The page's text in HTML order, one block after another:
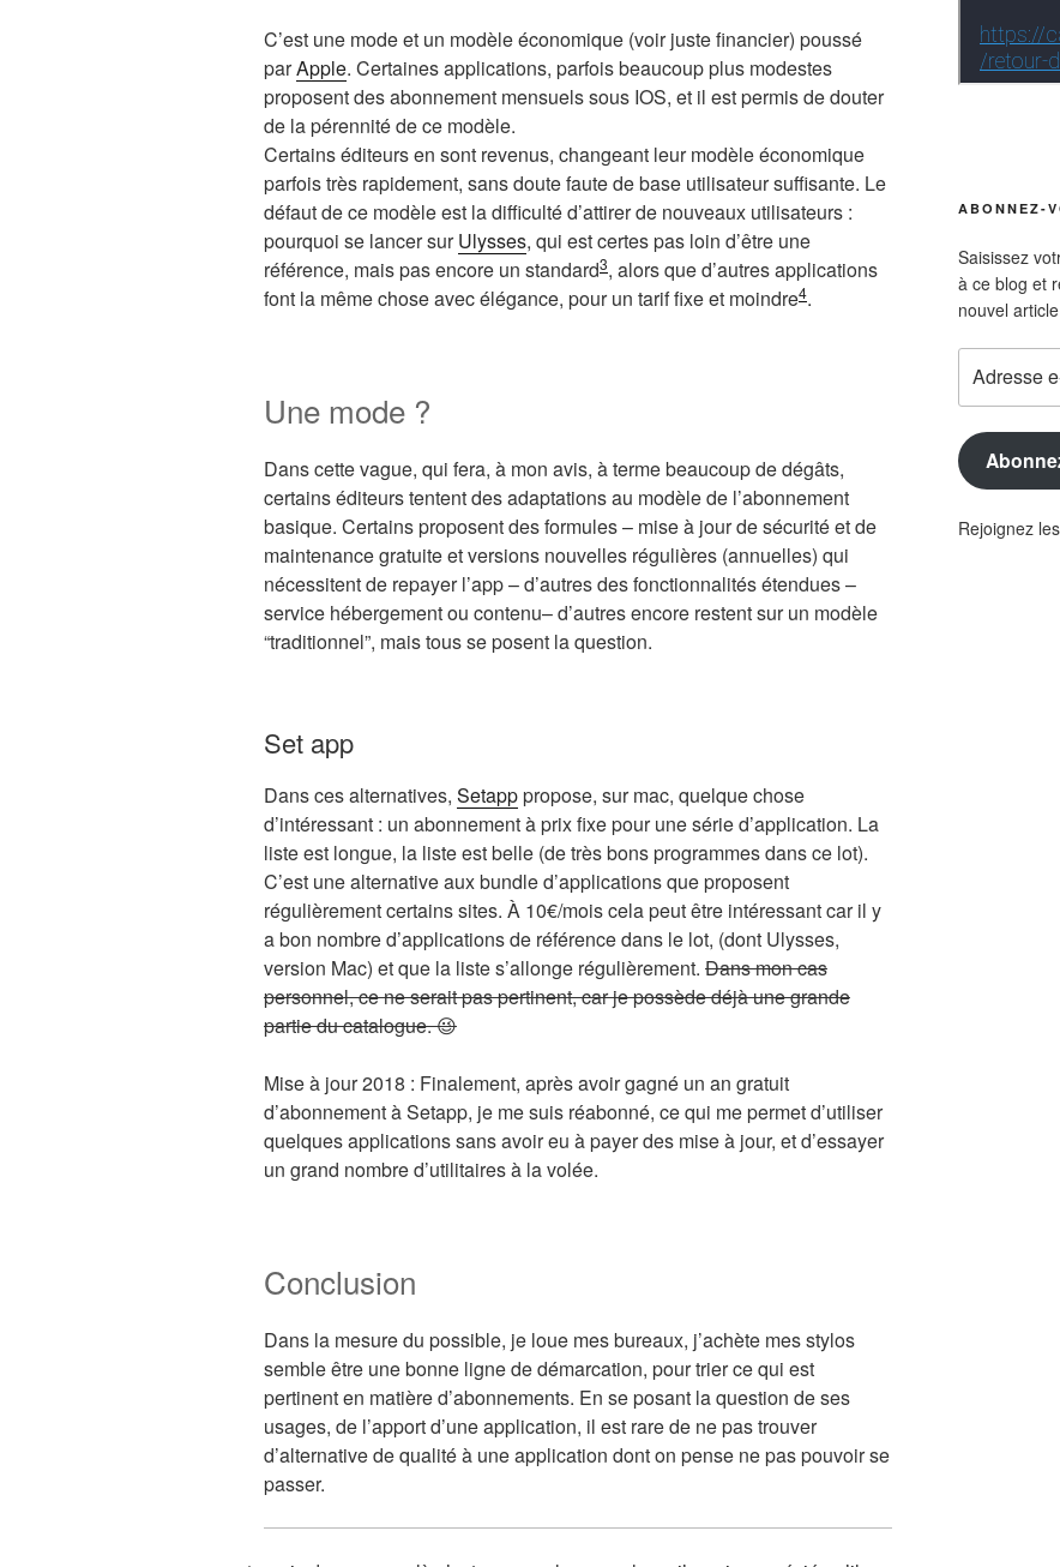
C’est une mode et un modèle économique (voir juste financier) poussé
parApple. Certaines applications, parfois beaucoup plus modestes
proposent des abonnement mensuels sous IOS, et il est permis de douter
de la pérennité de ce modèle.
Certains éditeurs en sont revenus, changeant leur modèle économique
parfois très rapidement, sans doute faute de base utilisateur suffisante. Le
défaut de ce modèle est la difficulté d’attirer de nouveaux utilisateurs :
pourquoi se lancer surUlysses, qui est certes pas loin d’être une
référence, mais pas encore un standard3, alors que d’autres applications
font la même chose avec élégance, pour un tarif fixe et moindre4.
Une mode ?
Dans cette vague, qui fera, à mon avis, à terme beaucoup de dégâts,
certains éditeurs tentent des adaptations au modèle de l’abonnement
basique. Certains proposent des formules – mise à jour de sécurité et de
maintenance gratuite et versions nouvelles régulières (annuelles) qui
nécessitent de repayer l’app – d’autres des fonctionnalités étendues –
service hébergement ou contenu– d’autres encore restent sur un modèle
“traditionnel”, mais tous se posent la question.
Set app
Dans ces alternatives, Setapppropose, sur mac, quelque chose
d’intéressant : un abonnement à prix fixe pour une série d’application. La
liste est longue, la liste est belle (de très bons programmes dans ce lot).
C’est une alternative aux bundle d’applications que proposent
régulièrement certains sites. À 10€/mois cela peut être intéressant car il y
a bon nombre d’applications de référence dans le lot, (dont Ulysses,
version Mac) et que la liste s’allonge régulièrement. Dans mon cas
personnel, ce ne serait pas pertinent, car je possède déjà une grande
partie du catalogue. 😉
Mise à jour 2018 : Finalement, après avoir gagné un an gratuit
d’abonnement à Setapp, je me suis réabonné, ce qui me permet d’utiliser
quelques applications sans avoir eu à payer des mise à jour, et d’essayer
un grand nombre d’utilitaires à la volée.
Conclusion
Dans la mesure du possible, je loue mes bureaux, j’achète mes stylos
semble être une bonne ligne de démarcation, pour trier ce qui est
pertinent en matière d’abonnements. En se posant la question de ses
usages, de l’apport d’une application, il est rare de ne pas trouver
d’alternative de qualité à une application dont on pense ne pas pouvoir se
passer.
ABONNEZ-
Saisissez
à ce blog et
nouvel
mail
Rejoignez